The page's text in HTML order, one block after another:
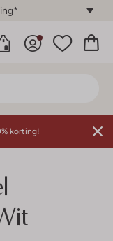
korting!